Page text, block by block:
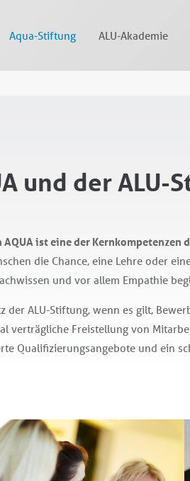
Aqua-Stiftung ALU-Akademie
und der ALU-
ist eine der Kernkompetenzen
die Chance, eine Lehre oder
und vor allem Empathie
der ALU-Stiftung, wenn es gilt,
verträgliche Freistellung von
Qualifizierungsangebote und ein